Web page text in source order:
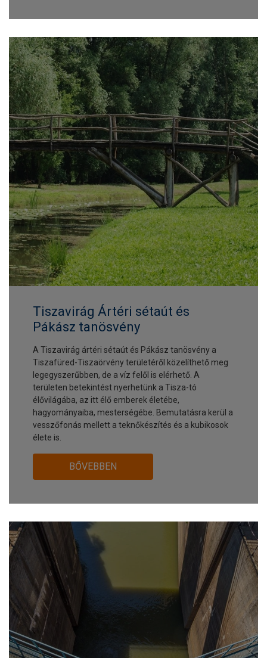
Tiszavirág Ártéri sétaút és
Pákász tanösvény
A Tiszavirág ártéri sétaút és Pákász tanösvény a
Tiszafüred-Tiszaörvény területéről közelíthető meg
legegyszerűbben, de a víz felől is elérhető. A
területen betekintést nyerhetünk a Tisza-tó
élővilágába, az itt élő emberek életébe,
hagyományaiba, mesterségébe. Bemutatásra kerül a
vesszőfonás mellett a teknőkészítés és a kubikosok
élete is.
BŐVEBBEN